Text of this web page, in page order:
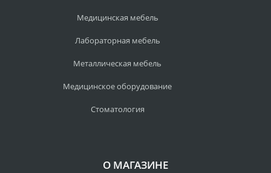
Медицинская мебель
Лабораторная мебель
Металлическая мебель
Медицинское оборудование
Стоматология
О МАГАЗИНЕ